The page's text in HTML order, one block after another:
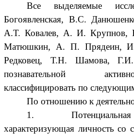
Все выделяемые
Богоявленская, B.C.
А.Т. Ковалев, А. И. Крупнов,
Матюшкин, А. П. Прядеин,
Редковец, Т.Н. Шамова,
познавательной
классифицировать по
По отношению к
1.
характеризующая личность со